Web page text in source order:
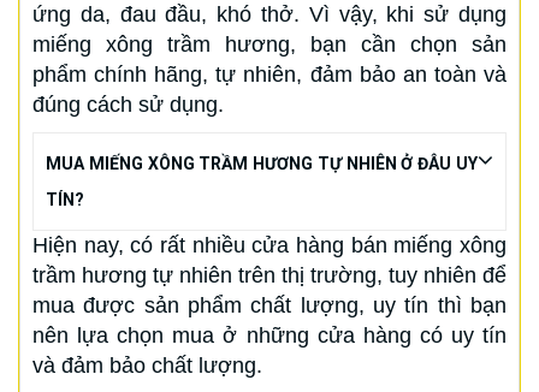
ứng da, đau đầu, khó thở. Vì vậy, khi sử dụng
miếng xông trầm hương, bạn cần chọn sản
phẩm chính hãng, tự nhiên, đảm bảo an toàn và
đúng cách sử dụng.
MUA MIẾNG XÔNG TRẦM HƯƠNG TỰ NHIÊN Ở ĐÂU UY
TÍN?
Hiện nay, có rất nhiều cửa hàng bán miếng xông
trầm hương tự nhiên trên thị trường, tuy nhiên để
mua được sản phẩm chất lượng, uy tín thì bạn
nên lựa chọn mua ở những cửa hàng có uy tín
và đảm bảo chất lượng.